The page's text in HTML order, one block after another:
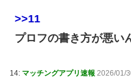
>>11
プロフの書き方が悪い
14: マッチングアプリ速報 2026/01/